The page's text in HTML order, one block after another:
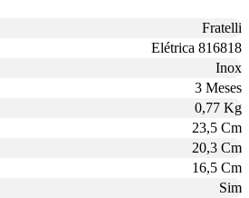
Fratelli
Elétrica 816818
Inox
3 Meses
0,77 Kg
23,5 Cm
20,3 Cm
16,5 Cm
Sim